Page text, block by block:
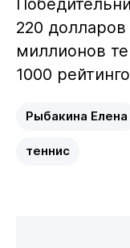
220
миллионов
1000
Рыбакина Елена
теннис